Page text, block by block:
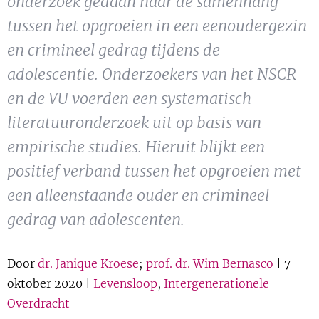
Uitgelicht
Cursus
BLOG
Podcast
tussen het opgroeien in een eenoudergezin
en crimineel gedrag tijdens de
adolescentie. Onderzoekers van het NSCR
en de VU voerden een systematisch
literatuuronderzoek uit op basis van
empirische studies. Hieruit blijkt een
positief verband tussen het opgroeien met
een alleenstaande ouder en crimineel
gedrag van adolescenten.
Door dr. Janique Kroese; prof. dr. Wim Bernasco | 7
oktober 2020 | Levensloop, Intergenerationele
Overdracht